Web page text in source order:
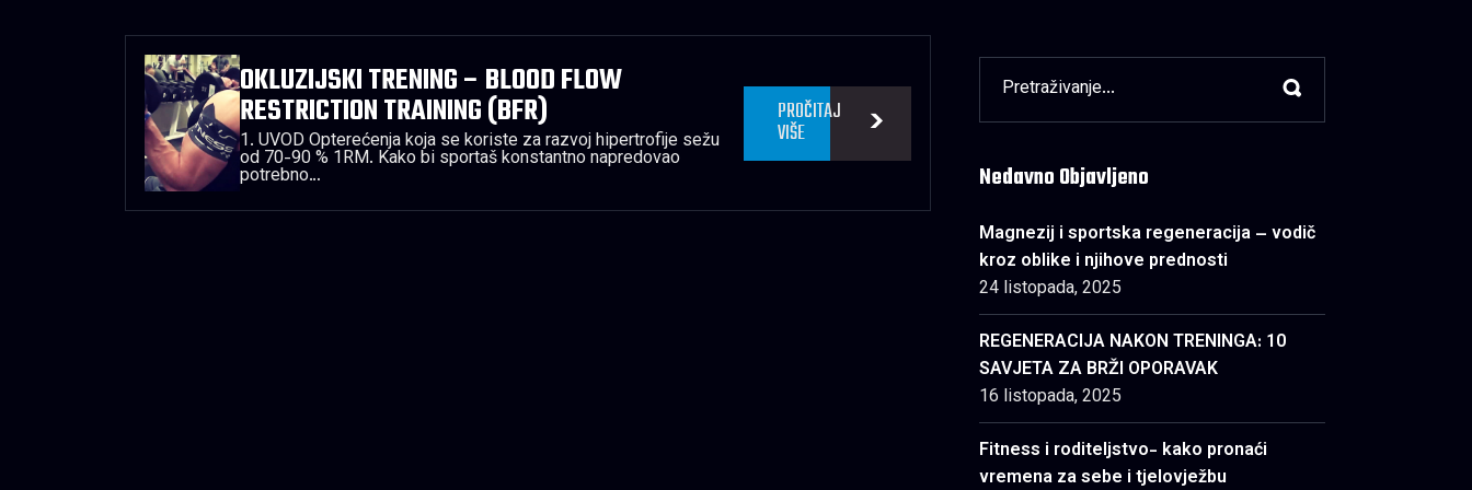
OKLUZIJSKI TRENING – BLOOD FLOW
RESTRICTION TRAINING (BFR)
1. UVOD Opterećenja koja se koriste za razvoj hipertrofije sežu
od 70-90 % 1RM. Kako bi sportaš konstantno napredovao
potrebno…
PROČITAJ
VIŠE
Nedavno Objavljeno
Magnezij i sportska regeneracija – vodič
kroz oblike i njihove prednosti
24 listopada, 2025
REGENERACIJA NAKON TRENINGA: 10
SAVJETA ZA BRŽI OPORAVAK
16 listopada, 2025
Fitness i roditeljstvo- kako pronaći
vremena za sebe i tjelovježbu